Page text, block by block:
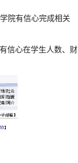
院有信心完成相关
信心在学生人数、财